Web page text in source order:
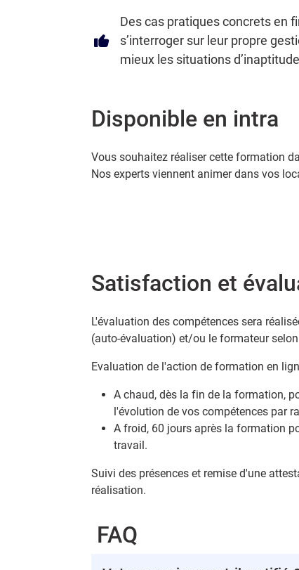
Des cas pratiques concrets en
s’interroger sur leur propre
mieux les situations d’inaptitude
Disponible en intra
Vous souhaitez réaliser cette formation
Nos experts viennent animer dans vos
Satisfaction et
L'évaluation des compétences sera
(auto-évaluation) et/ou le formateur
Evaluation de l'action de formation en
A chaud, dès la fin de la formation,
l'évolution de vos compétences par
A froid, 60 jours après la formation
travail.
Suivi des présences et remise d'une
réalisation.
FAQ